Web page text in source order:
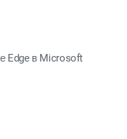
Edge в Microsoft